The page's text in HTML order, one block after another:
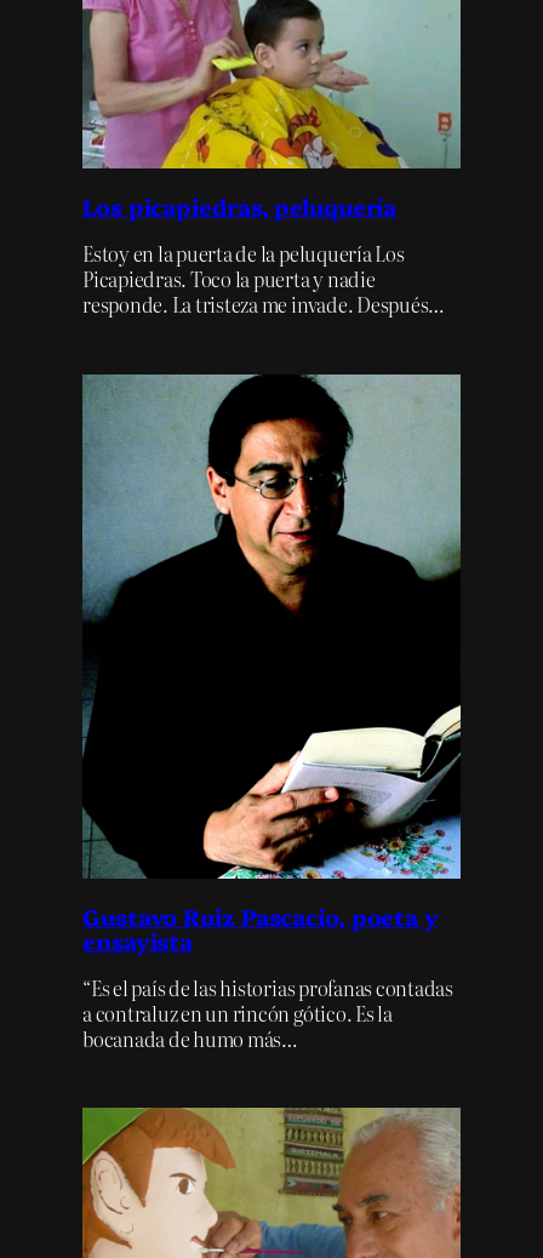
Los picapiedras, peluquería
Estoy en la puerta de la peluquería Los
Picapiedras. Toco la puerta y nadie
responde. La tristeza me invade. Después…
Gustavo Ruiz Pascacio, poeta y
ensayista
“Es el país de las historias profanas contadas
a contraluz en un rincón gótico. Es la
bocanada de humo más…